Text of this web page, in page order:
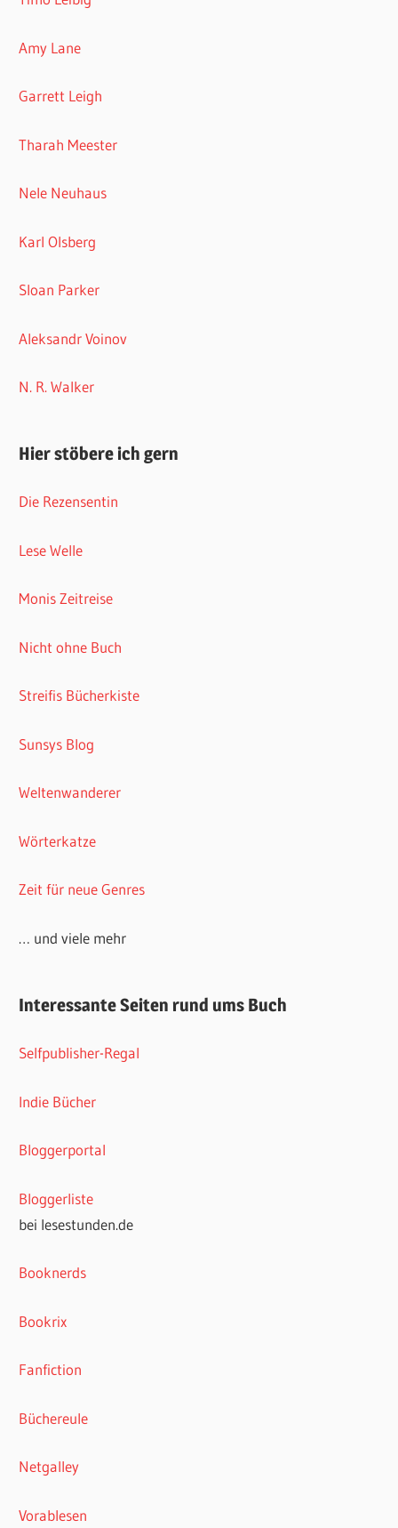
Amy Lane
Garrett Leigh
Tharah Meester
Nele Neuhaus
Karl Olsberg
Sloan Parker
Aleksandr Voinov
N. R. Walker
Hier stöbere ich gern
Die Rezensentin
Lese Welle
Monis Zeitreise
Nicht ohne Buch
Streifis Bücherkiste
Sunsys Blog
Weltenwanderer
Wörterkatze
Zeit für neue Genres
… und viele mehr
Interessante Seiten rund ums Buch
Selfpublisher-Regal
Indie Bücher
Bloggerportal
Bloggerliste
bei lesestunden.de
Booknerds
Bookrix
Fanfiction
Büchereule
Netgalley
Vorablesen